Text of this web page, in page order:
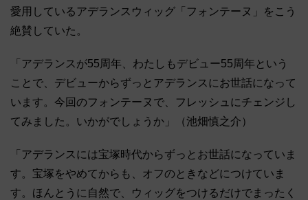
愛用しているアデランスウィッグ「フォンテーヌ」をこう
絶賛していた。
「アデランスが55周年、わたしもデビュー55周年という
ことで、デビューからずっとアデランスにお世話になって
います。今回のフォンテーヌで、フレッシュにチェンジし
てみました。いかがでしょうか」（池畑慎之介）
「アデランスには宝塚時代からずっとお世話になっていま
す。宝塚をやめてからも、オフのときなどにつけていま
す。ほんとうに自然で、ウィッグをつけるだけでまったく